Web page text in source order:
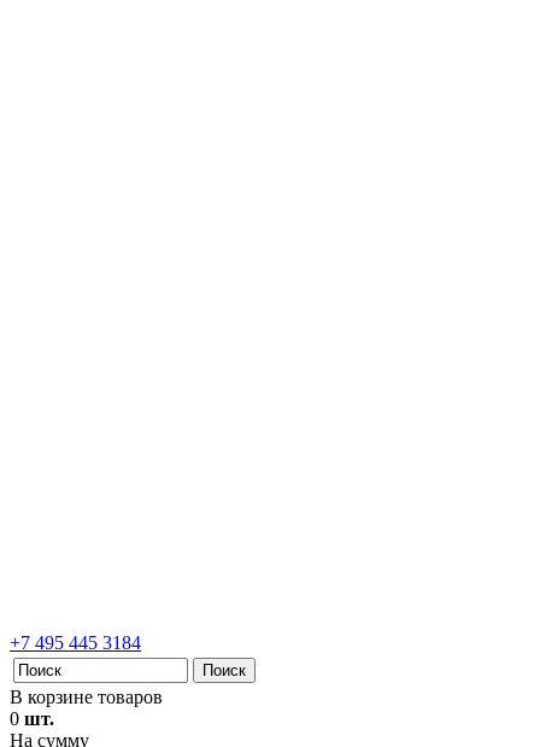
+7 495 445 3184
В корзине товаров
0 шт.
На сумму